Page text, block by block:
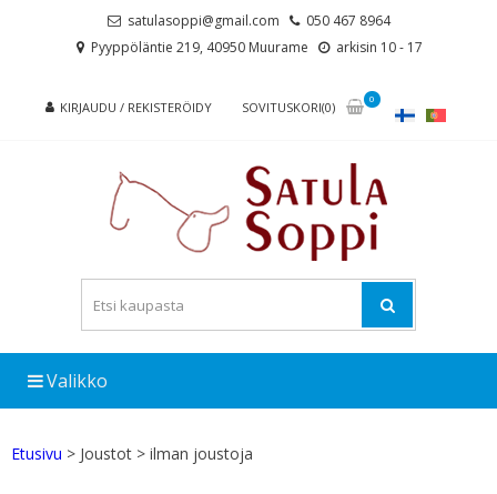
satulasoppi@gmail.com
050 467 8964
Pyyppöläntie 219, 40950 Muurame
arkisin 10 - 17
KIRJAUDU / REKISTERÖIDY SOVITUSKORI(0)
0
Valikko
Etusivu > Joustot > ilman joustoja